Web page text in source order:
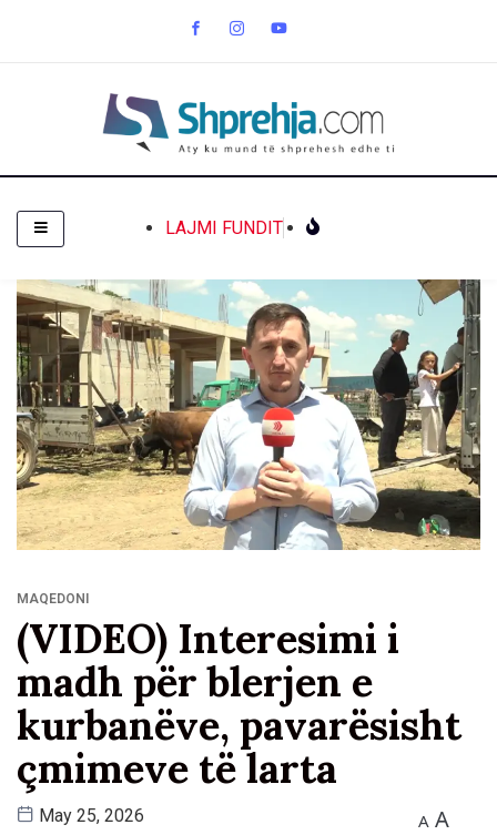
LAJMI FUNDIT
MAQEDONI
(VIDEO) Interesimi i
madh për blerjen e
kurbanëve, pavarësisht
çmimeve të larta
May 25, 2026 A A